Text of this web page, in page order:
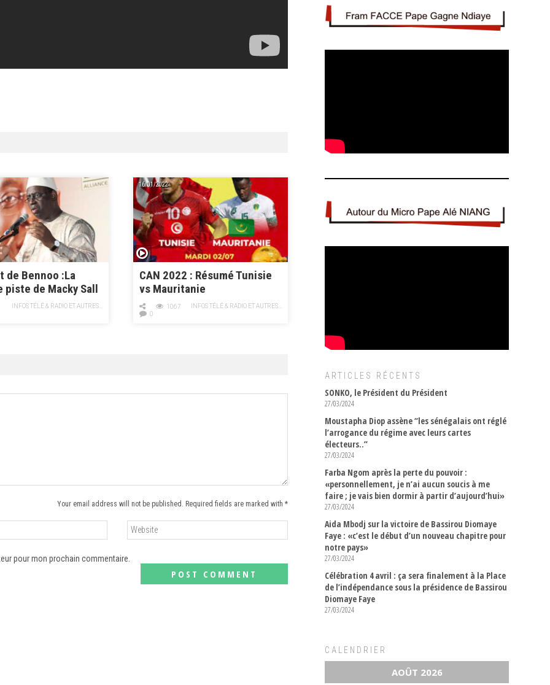
de Bennoo :La
piste de Macky Sall
INFOS TÉLÉ & RADIO ET AUTRES...
16/01/2022
CAN 2022 : Résumé Tunisie
vs Mauritanie
INFOS TÉLÉ & RADIO ET AUTRES...
1067
0
Your email address will not be published. Required fields are marked with *
pour mon prochain commentaire.
ARTICLES RÉCENTS
SONKO, le Président du Président
27/03/2024
Moustapha Diop assène “les sénégalais ont réglé
l’arrogance du régime avec leurs cartes
électeurs..”
27/03/2024
Farba Ngom après la perte du pouvoir :
«personnellement, je n’ai aucun soucis à me
faire ; je vais bien dormir à partir d’aujourd’hui»
27/03/2024
Aida Mbodj sur la victoire de Bassirou Diomaye
Faye : «c’est le début d’un nouveau chapitre pour
notre pays»
27/03/2024
Célébration 4 avril : ça sera finalement à la Place
de l’indépendance sous la présidence de Bassirou
Diomaye Faye
27/03/2024
CALENDRIER
AOÛT 2026